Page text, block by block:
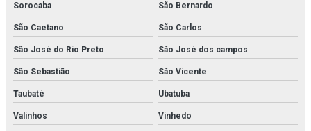
Inspeção em tubulações industriais
Inspeção de tubulações em rio de janeiro
Inspeção de vasos de pressão em rio de janeiro
Instalação de caldeira em rio de janeiro
Sorocaba São Bernardo
São Caetano São Carlos
São José do Rio Preto São José dos campos
São Sebastião São Vicente
Taubaté Ubatuba
Valinhos Vinhedo